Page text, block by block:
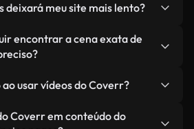
feitas por humanos,
Verde, juntamente com
IA. Cada vídeo é claramente
você sempre saiba o que
deixará meu site mais lento?
nossas versões
formatos leves e prontos
minimizando os
encontrar a cena exata de
descrever a cena — como
do sol" — e o Studio gerará
para você em segundos,
usar vídeos do Coverr?
crédito. Todos os vídeos em
Coverr em conteúdo do